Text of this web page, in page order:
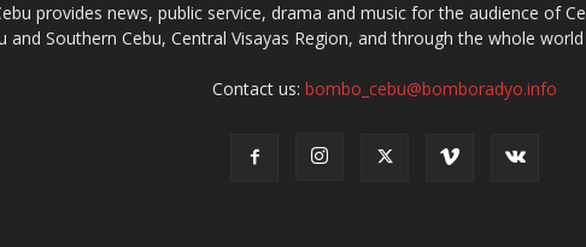
provides news, public service, drama and music for the audience of
and Southern Cebu, Central Visayas Region, and through the whole
Contact us: bombo_cebu@bomboradyo.info